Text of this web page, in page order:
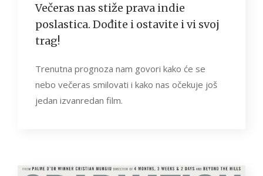
Večeras nas stiže prava indie
poslastica. Dođite i ostavite i vi svoj
trag!
Trenutna prognoza nam govori kako će se
nebo večeras smilovati i kako nas očekuje još
jedan izvanredan film.